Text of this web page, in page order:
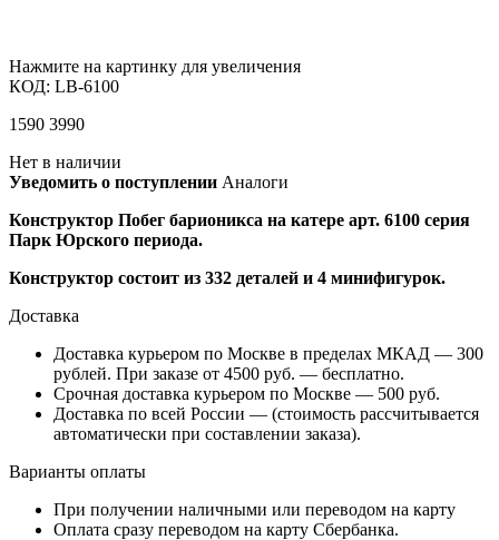
Нажмите на картинку для увеличения
КОД: LB-6100
1590 3990
Нет в наличии
Уведомить о поступлении Аналоги
Конструктор Побег барионикса на катере арт. 6100 серия
Парк Юрского периода.
Конструктор состоит из 332 деталей и 4 минифигурок.
Доставка
Доставка курьером по Москве в пределах МКАД — 300
рублей. При заказе от 4500 руб. — бесплатно.
Срочная доставка курьером по Москве — 500 руб.
Доставка по всей России — (стоимость рассчитывается
автоматически при составлении заказа).
Варианты оплаты
При получении наличными или переводом на карту
Оплата сразу переводом на карту Сбербанка.